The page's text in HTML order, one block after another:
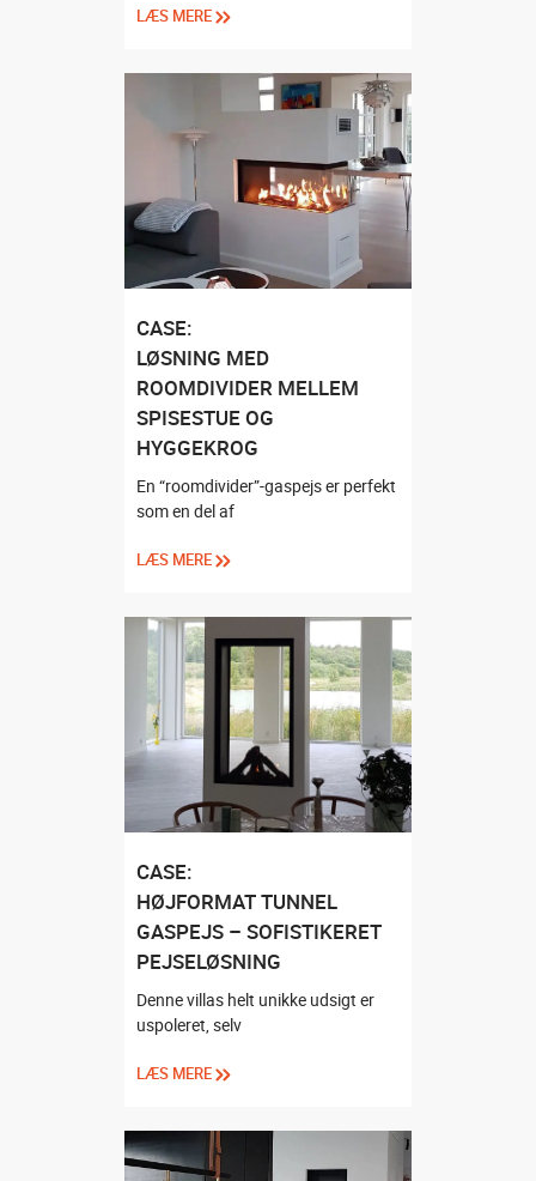
LÆS MERE
CASE:
LØSNING MED
ROOMDIVIDER MELLEM
SPISESTUE OG
HYGGEKROG
En “roomdivider”-gaspejs er perfekt
som en del af
LÆS MERE
CASE:
HØJFORMAT TUNNEL
GASPEJS – SOFISTIKERET
PEJSELØSNING
Denne villas helt unikke udsigt er
uspoleret, selv
LÆS MERE